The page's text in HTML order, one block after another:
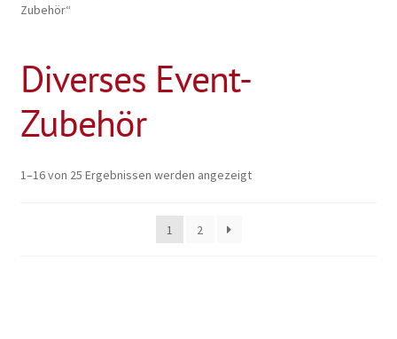
Event-Service
Impressionen
Geschäftsbedingungen
Zubehör“
Diverses Event-
Zubehör
1–16 von 25 Ergebnissen werden angezeigt
1 2